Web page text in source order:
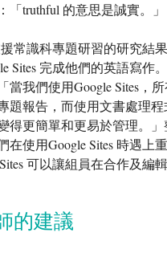
truthful 的意思是誠實。」
援常識科專題研習的研究結
Sites 完成他們的英語寫作
當我們使用Google Sites，
題報告，而使用文書處理
得更簡單和更易於管理。
在使用Google Sites 時遇上
可以讓組員在合作及編
的建議